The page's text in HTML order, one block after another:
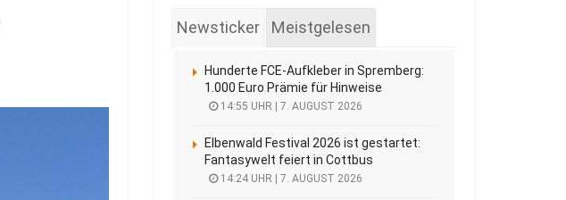
Newsticker Meistgelesen
Hunderte FCE-Aufkleber in Spremberg:
1.000 Euro Prämie für Hinweise
14:55 UHR | 7. AUGUST 2026
Elbenwald Festival 2026 ist gestartet:
Fantasywelt feiert in Cottbus
14:24 UHR | 7. AUGUST 2026